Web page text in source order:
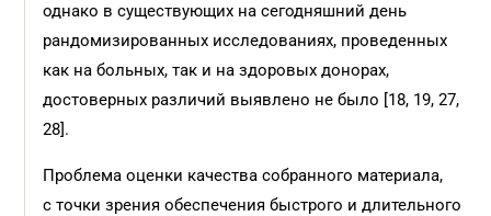
однако в существующих на сегодняшний день
рандомизированных исследованиях, проведенных
как на больных, так и на здоровых донорах,
достоверных различий выявлено не было [18, 19, 27,
28].
Проблема оценки качества собранного материала,
с точки зрения обеспечения быстрого и длительного